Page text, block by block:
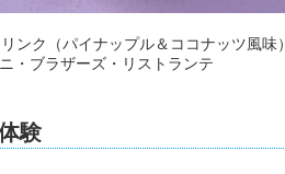
験